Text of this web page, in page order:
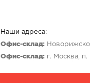
Наши адреса:
Офис-склад:
Офис-склад:г. Москва, п.